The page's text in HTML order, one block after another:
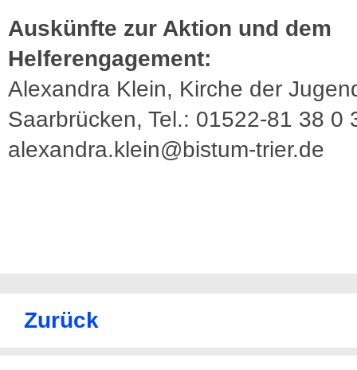
Auskünfte zur Aktion und dem
Helferengagement:
Alexandra Klein, Kirche der
Saarbrücken, Tel.: 01522-81 38 0
alexandra.klein@bistum-trier.de
Zurück